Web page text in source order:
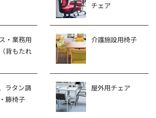
チェア
・業務用
背もたれ
介護施設用椅子
ラタン調
籐椅子
屋外用チェア